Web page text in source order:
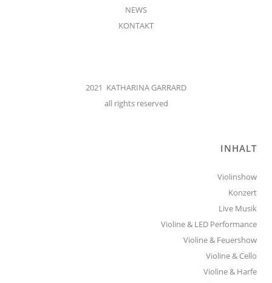
NEWS
KONTAKT
2021 KATHARINA GARRARD
all rights reserved
INHALT
Violinshow
Konzert
Live Musik
Violine & LED Performance
Violine & Feuershow
Violine & Cello
Violine & Harfe